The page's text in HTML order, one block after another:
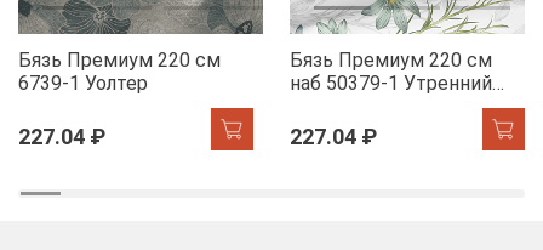
Бязь Премиум 220 см
6739-1 Уолтер
227.04 ₽
Бязь Премиум 220 см
наб 50379-1 Утренний
227.04 ₽